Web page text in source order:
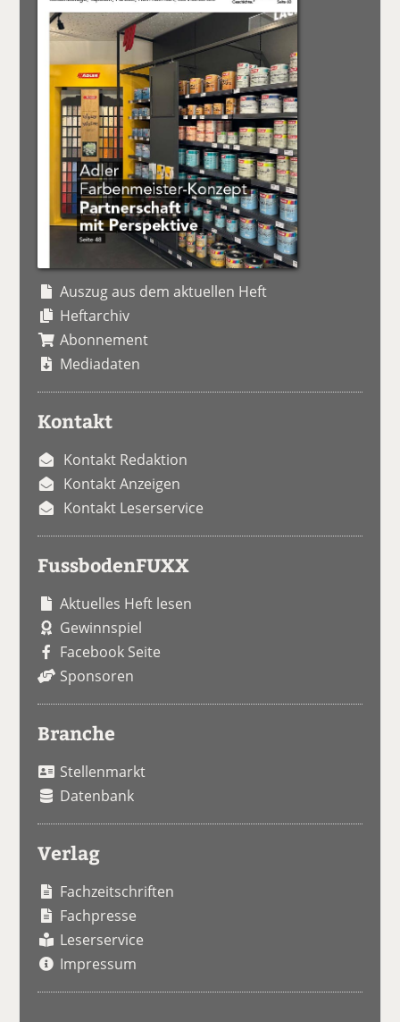
Auszug aus dem aktuellen Heft
Heftarchiv
Abonnement
Mediadaten
Kontakt
Kontakt Redaktion
Kontakt Anzeigen
Kontakt Leserservice
FussbodenFUXX
Aktuelles Heft lesen
Gewinnspiel
Facebook Seite
Sponsoren
Branche
Stellenmarkt
Datenbank
Verlag
Fachzeitschriften
Fachpresse
Leserservice
Impressum